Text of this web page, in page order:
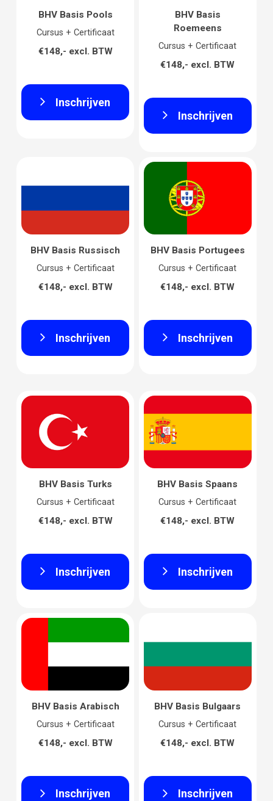
BHV Basis Pools
Cursus + Certificaat
€148,- excl. BTW
Inschrijven
BHV Basis
Roemeens
Cursus + Certificaat
€148,- excl. BTW
Inschrijven
BHV Basis Russisch
Cursus + Certificaat
€148,- excl. BTW
Inschrijven
BHV Basis Portugees
Cursus + Certificaat
€148,- excl. BTW
Inschrijven
BHV Basis Turks
Cursus + Certificaat
€148,- excl. BTW
Inschrijven
BHV Basis Spaans
Cursus + Certificaat
€148,- excl. BTW
Inschrijven
BHV Basis Arabisch
Cursus + Certificaat
€148,- excl. BTW
Inschrijven
BHV Basis Bulgaars
Cursus + Certificaat
€148,- excl. BTW
Inschrijven